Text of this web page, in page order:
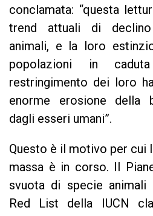
conclamata: “questa
trend attuali di
animali, e la loro
popolazioni in
restringimento dei loro
enorme erosione della
dagli esseri umani”.
Questo è il motivo per cui
massa è in corso. Il
svuota di specie
Red List della IUCN